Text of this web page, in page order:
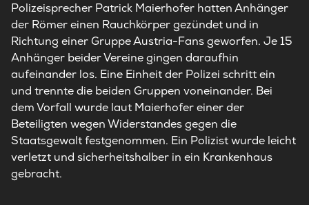
Polizeisprecher Patrick Maierhofer hatten Anhänger
der Römer einen Rauchkörper gezündet und in
Richtung einer Gruppe Austria-Fans geworfen. Je 15
Anhänger beider Vereine gingen daraufhin
aufeinander los. Eine Einheit der Polizei schritt ein
und trennte die beiden Gruppen voneinander. Bei
dem Vorfall wurde laut Maierhofer einer der
Beteiligten wegen Widerstandes gegen die
Staatsgewalt festgenommen. Ein Polizist wurde leicht
verletzt und sicherheitshalber in ein Krankenhaus
gebracht.